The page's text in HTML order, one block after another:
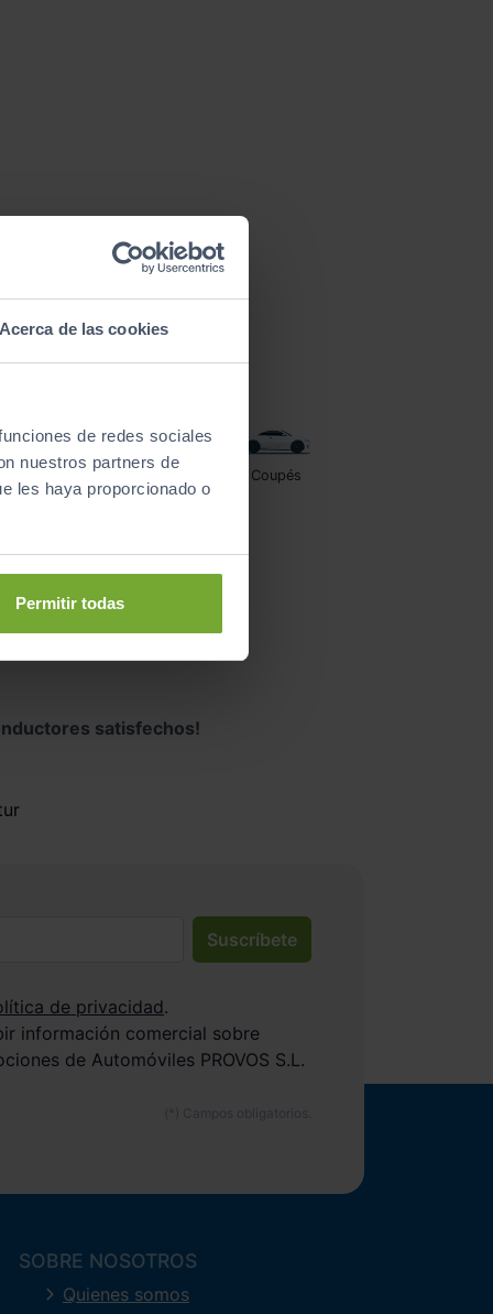
de las cookies
de redes sociales
nuestros partners de
les haya proporcionado o
Permitir todas
Furgonetas Coupés
satisfechos!
Suscríbete
de privacidad.
información comercial sobre
de Automóviles PROVOS S.L.
SOBRE NOSOTROS
Quienes somos